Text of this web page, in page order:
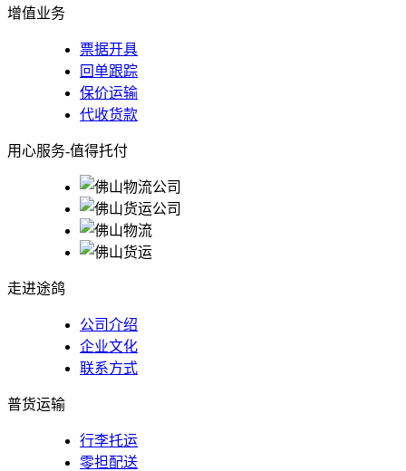
增值业务
票据开具
回单跟踪
保价运输
代收货款
用心服务-值得托付
走进途鸽
公司介绍
企业文化
联系方式
普货运输
行李托运
零担配送